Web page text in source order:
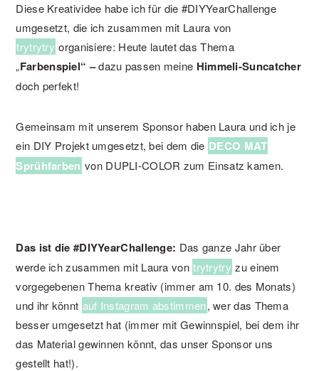
Diese Kreatividee habe ich für die #DIYYearChallenge
umgesetzt, die ich zusammen mit Laura von
trytrytry organisiere: Heute lautet das Thema
„Farbenspiel“ –dazu passen meine Himmeli-Suncatcher
doch perfekt!
Gemeinsam mit unserem Sponsor haben Laura und ich je
ein DIY Projekt umgesetzt, bei dem die DECO MAT
Sprühfarben von DUPLI-COLOR zum Einsatz kamen.
Das ist die #DIYYearChallenge: Das ganze Jahr über
werde ich zusammen mit Laura von trytrytry zu einem
vorgegebenen Thema kreativ (immer am 10. des Monats)
und ihr könnt auf Instagram abstimmen, wer das Thema
besser umgesetzt hat (immer mit Gewinnspiel, bei dem ihr
das Material gewinnen könnt, das unser Sponsor uns
gestellt hat!).